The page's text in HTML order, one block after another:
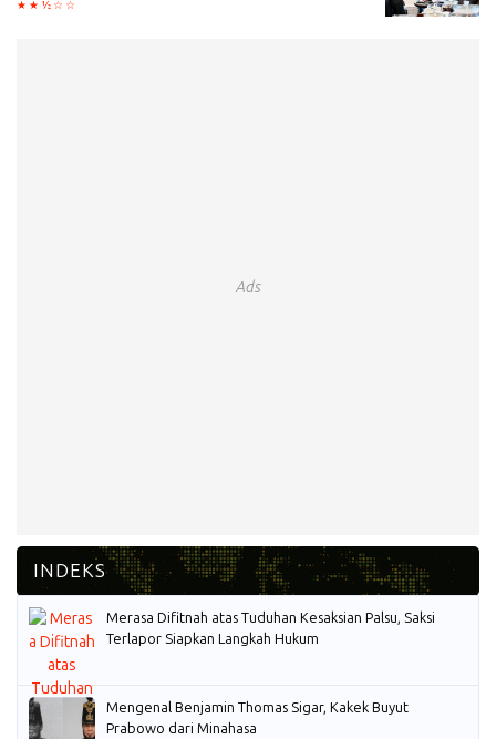
Ads
Merasa Difitnah atas Tuduhan Kesaksian Palsu, Saksi
Terlapor Siapkan Langkah Hukum
Mengenal Benjamin Thomas Sigar, Kakek Buyut
Prabowo dari Minahasa